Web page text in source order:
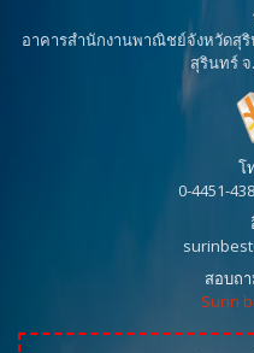
อาคารสำนักงานพาณิชย์จังหวัดสุริ
สุรินทร์
โ
0-4451-
สอบถ
Surin